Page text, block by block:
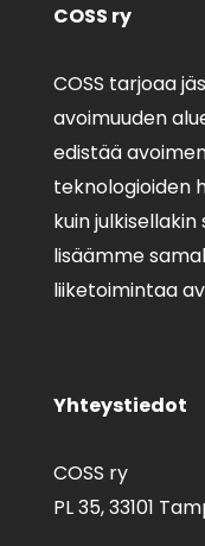
COSS ry
COSS tarjoaa
avoimuuden
edistää
teknologioiden
kuin
lisäämme
liiketoimintaa
Yhteystiedot
COSS ry
PL 35,33101